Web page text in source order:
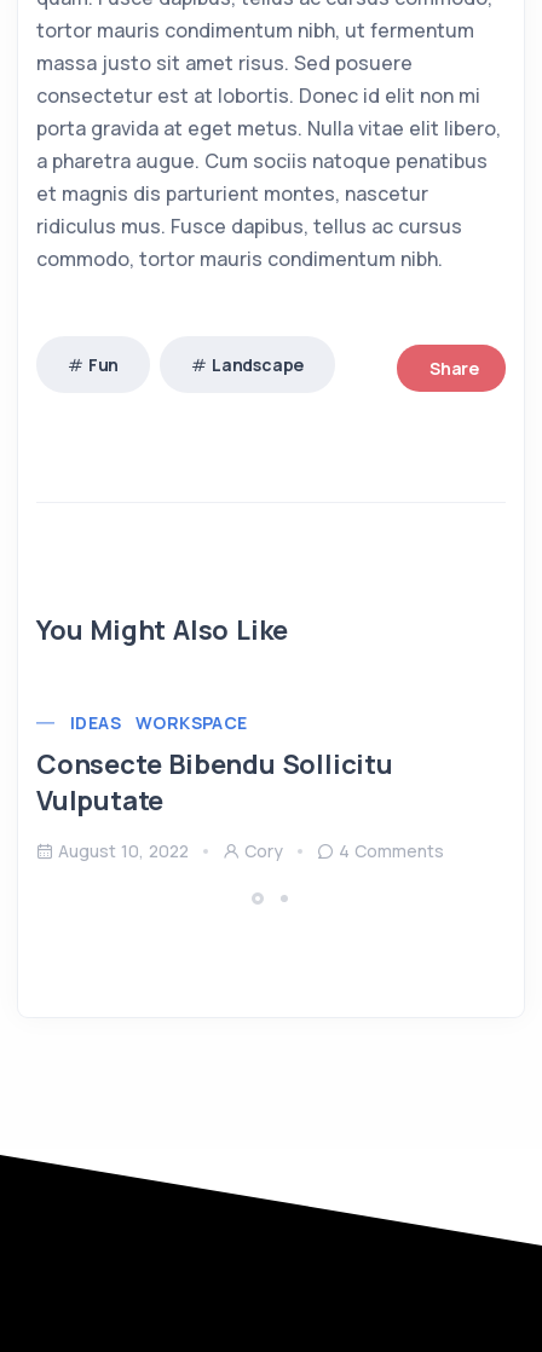
tortor mauris condimentum nibh, ut fermentum
massa justo sit amet risus. Sed posuere
consectetur est at lobortis. Donec id elit non mi
porta gravida at eget metus. Nulla vitae elit libero,
a pharetra augue. Cum sociis natoque penatibus
et magnis dis parturient montes, nascetur
ridiculus mus. Fusce dapibus, tellus ac cursus
commodo, tortor mauris condimentum nibh.
Fun Landscape Share
You Might Also Like
IDEAS WORKSPACE
Consecte Bibendu Sollicitu
Vulputate
August 10, 2022 Cory 4 Comments